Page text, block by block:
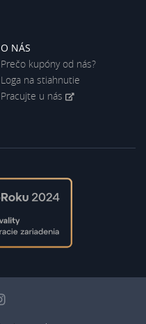
O NÁS
Prečo kupóny od nás?
Loga na stiahnutie
Pracujte u nás